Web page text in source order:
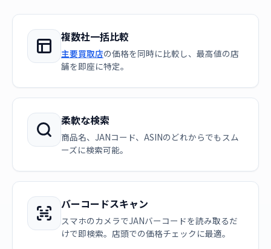
複数社一括比較
主要買取店の価格を同時に比較し、最高値の店
舗を即座に特定。
柔軟な検索
商品名、JANコード、ASINのどれからでもスム
ーズに検索可能。
バーコードスキャン
スマホのカメラでJANバーコードを読み取るだ
けで即検索。店頭での価格チェックに最適。